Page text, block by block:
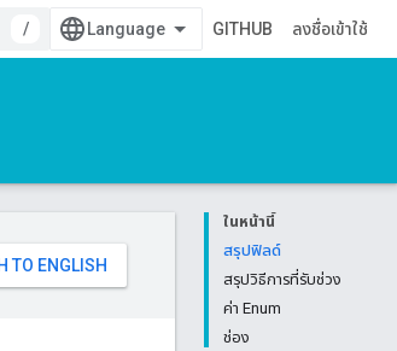
/
GITHUB ลงชื่อเข้าใช้
ในหน้านี้
สรุปฟิลด์
สรุปวิธีการที่รับช่วง
ค่า Enum
ช่อง